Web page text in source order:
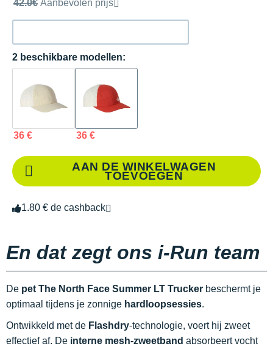
Door het merk aanbevolen verkoopprijs
42.0€ Aanbevolen prijs
2 beschikbare modellen:
36 € 36 €
AAN DE WINKELWAGEN
TOEVOEGEN
1.80 € de cashback
En dat zegt ons i-Run team
De pet The North Face Summer LT Trucker beschermt je
optimaal tijdens je zonnige hardloopsessies.
Ontwikkeld met de Flashdry-technologie, voert hij zweet
effectief af. De interne mesh-zweetband absorbeert vocht